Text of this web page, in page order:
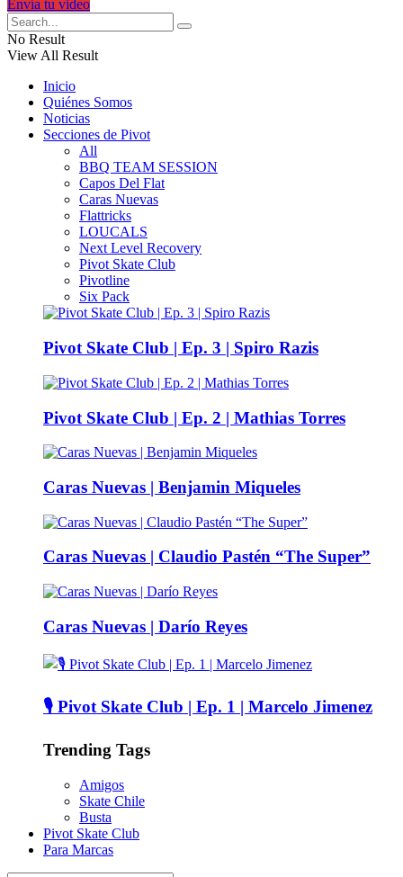
Envía tu video
No Result
View All Result
Inicio
Quiénes Somos
Noticias
Secciones de Pivot
All
BBQ TEAM SESSION
Capos Del Flat
Caras Nuevas
Flattricks
LOUCALS
Next Level Recovery
Pivot Skate Club
Pivotline
Six Pack
Pivot Skate Club | Ep. 3 | Spiro Razis
Pivot Skate Club | Ep. 2 | Mathias Torres
Caras Nuevas | Benjamin Miqueles
Caras Nuevas | Claudio Pastén “The Super”
Caras Nuevas | Darío Reyes
🎙️ Pivot Skate Club | Ep. 1 | Marcelo Jimenez
Trending Tags
Amigos
Skate Chile
Busta
Pivot Skate Club
Para Marcas